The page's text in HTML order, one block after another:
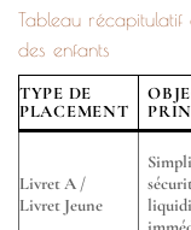
Tableau
des enfants
TYPE DE
PLACEMENT
Livret A /
Livret Jeune